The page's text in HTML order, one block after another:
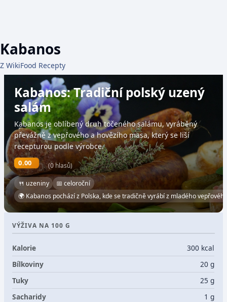
Kabanos
Z WikiFood Recepty
Kabanos: Tradiční polský uzený
salám
Kabanos je oblíbený druh točeného salámu, vyráběný
převážně z vepřového a hovězího masa, který se liší
recepturou podle výrobce.
0.00 (0 hlasů)
🍴 uzeniny
📅 celoroční
🌍 Kabanos pochází z Polska, kde se tradičně vyrábí z mladého
VÝŽIVA NA 100 G
Kalorie
300 kcal
Bílkoviny
20 g
Tuky
25 g
Sacharidy
1 g